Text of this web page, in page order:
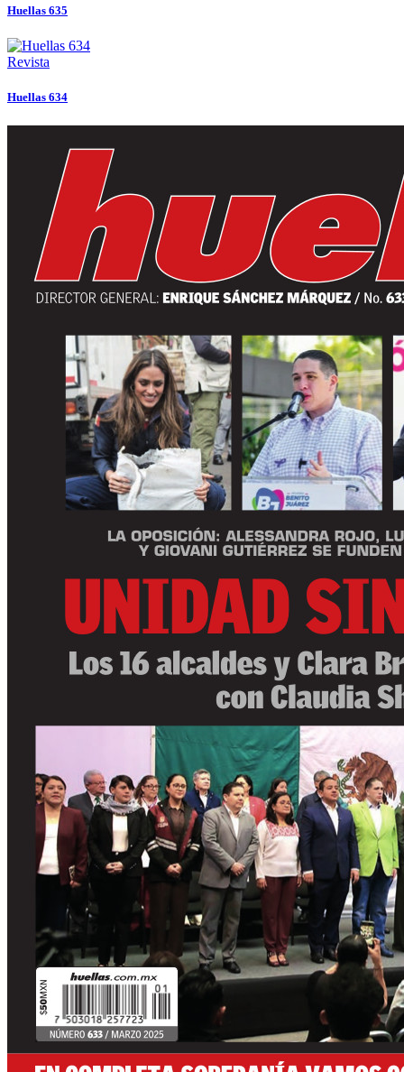
Huellas 635
Revista
Huellas 634